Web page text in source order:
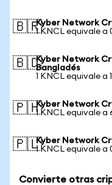
🇧🇷Kyber Network
1 KNCL equivale a
🇧🇩Kyber Network
Bangladés
1 KNCL equivale a
🇵🇭Kyber Network
1 KNCL equivale a
🇵🇱Kyber Network
1 KNCL equivale a
Convierte otras